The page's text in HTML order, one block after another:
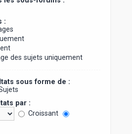
:
des sujets uniquement
sous forme de :
par :
Croissant